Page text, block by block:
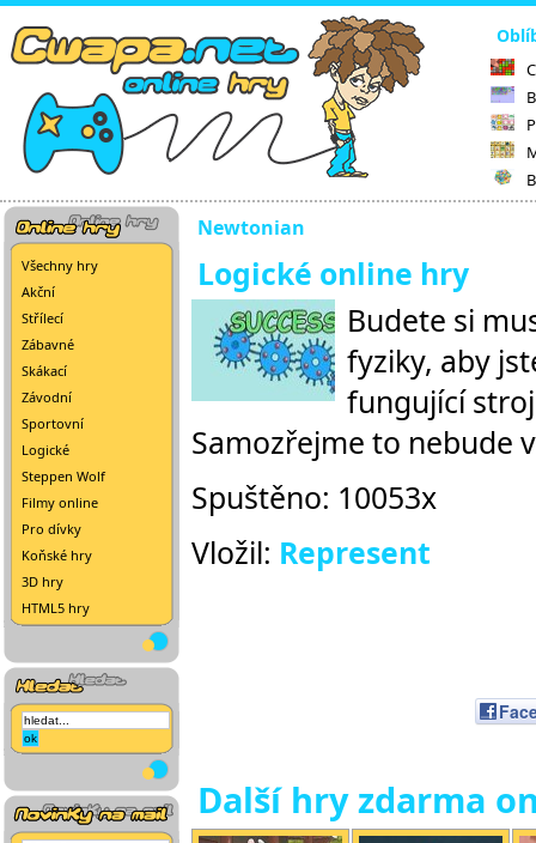
Všechny hry
Akční
Střílecí
Zábavné
Skákací
Závodní
Sportovní
Logické
Steppen Wolf
Filmy online
Pro dívky
Koňské hry
3D hry
HTML5 hry
Newtonian
Logické online hry
Budete si
fyziky, aby
fungující
Samozřejme to nebude
Spuštěno: 10053x
Vložil: Represent
Další hry zdarma